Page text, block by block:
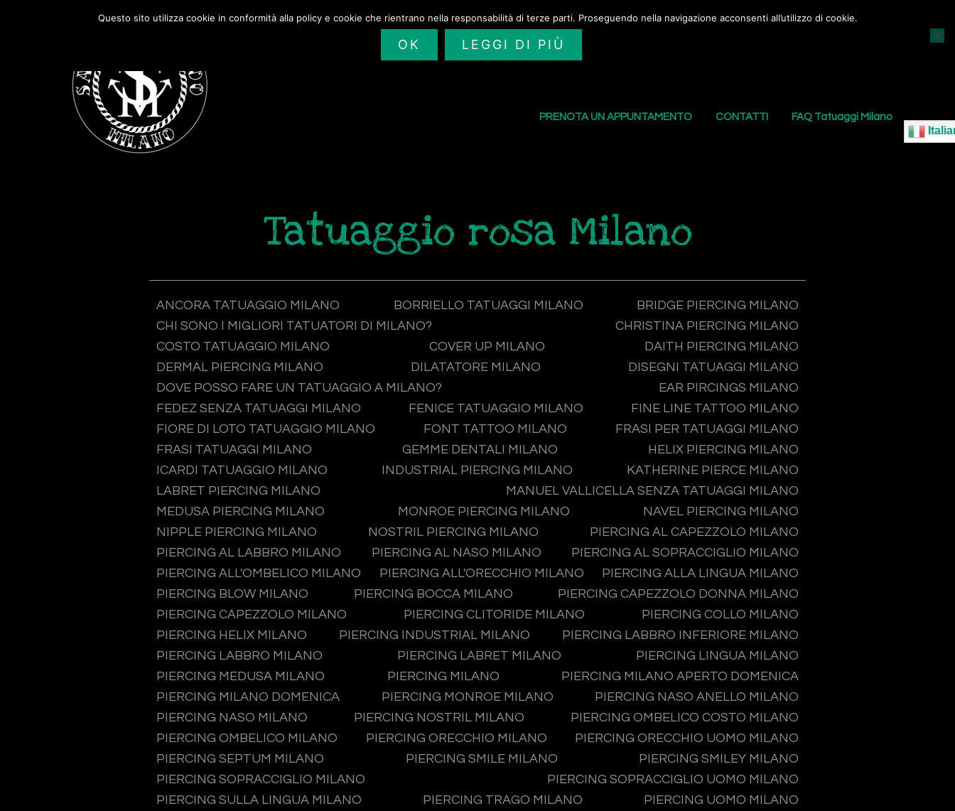
SAILORS TATTOO I NOSTRI TATUAGGI
PRENOTA UN APPUNTAMENTO CONTATTI FAQ Tatuaggi Milano
Tatuaggio rosa Milano
ANCORA TATUAGGIO MILANO BORRIELLO TATUAGGI MILANO
BRIDGE PIERCING MILANO
CHI SONO I MIGLIORI TATUATORI DI MILANO?
CHRISTINA PIERCING MILANO
COSTO TATUAGGIO MILANO
COVER UP MILANO
DAITH PIERCING MILANO
DERMAL PIERCING MILANO
DILATATORE MILANO
DISEGNI TATUAGGI MILANO
DOVE POSSO FARE UN TATUAGGIO A MILANO?
EAR PIRCINGS MILANO
FEDEZ SENZA TATUAGGI MILANO
FENICE TATUAGGIO MILANO
FINE LINE TATTOO MILANO
FIORE DI LOTO TATUAGGIO MILANO
FONT TATTOO MILANO
FRASI PER TATUAGGI MILANO
FRASI TATUAGGI MILANO
GEMME DENTALI MILANO
HELIX PIERCING MILANO
ICARDI TATUAGGIO MILANO
INDUSTRIAL PIERCING MILANO
KATHERINE PIERCE MILANO
LABRET PIERCING MILANO
MANUEL VALLICELLA SENZA TATUAGGI MILANO
MEDUSA PIERCING MILANO
MONROE PIERCING MILANO
NAVEL PIERCING MILANO
NIPPLE PIERCING MILANO
NOSTRIL PIERCING MILANO
PIERCING AL CAPEZZOLO MILANO
PIERCING AL LABBRO MILANO
PIERCING AL NASO MILANO
PIERCING AL SOPRACCIGLIO MILANO
PIERCING ALL'OMBELICO MILANO
PIERCING ALL'ORECCHIO MILANO
PIERCING ALLA LINGUA MILANO
PIERCING BLOW MILANO
PIERCING BOCCA MILANO
PIERCING CAPEZZOLO DONNA MILANO
PIERCING CAPEZZOLO MILANO
PIERCING CLITORIDE MILANO
PIERCING COLLO MILANO
PIERCING HELIX MILANO
PIERCING INDUSTRIAL MILANO
PIERCING LABBRO INFERIORE MILANO
PIERCING LABBRO MILANO
PIERCING LABRET MILANO
PIERCING LINGUA MILANO
PIERCING MEDUSA MILANO
PIERCING MILANO
PIERCING MILANO APERTO DOMENICA
PIERCING MILANO DOMENICA
PIERCING MONROE MILANO
PIERCING NASO ANELLO MILANO
PIERCING NASO MILANO
PIERCING NOSTRIL MILANO
PIERCING OMBELICO COSTO MILANO
PIERCING OMBELICO MILANO
PIERCING ORECCHIO MILANO
PIERCING ORECCHIO UOMO MILANO
PIERCING SEPTUM MILANO
PIERCING SMILE MILANO
PIERCING SMILEY MILANO
PIERCING SOPRACCIGLIO MILANO
PIERCING SOPRACCIGLIO UOMO MILANO
PIERCING SULLA LINGUA MILANO
PIERCING TRAGO MILANO
PIERCING UOMO MILANO
Questo sito utilizza cookie in conformità alla policy e cookie che rientrano nella responsabilità di terze parti. Proseguendo nella navigazione acconsenti all’utilizzo di cookie.
OK LEGGI DI PIÙ